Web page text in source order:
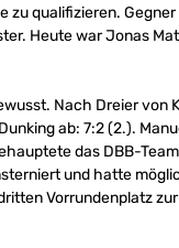
zu qualifizieren.
Heute war Jonas
Nach Dreier von
ab: 7:2 (2.).
das DBB-
und hatte
Vorrundenplatz